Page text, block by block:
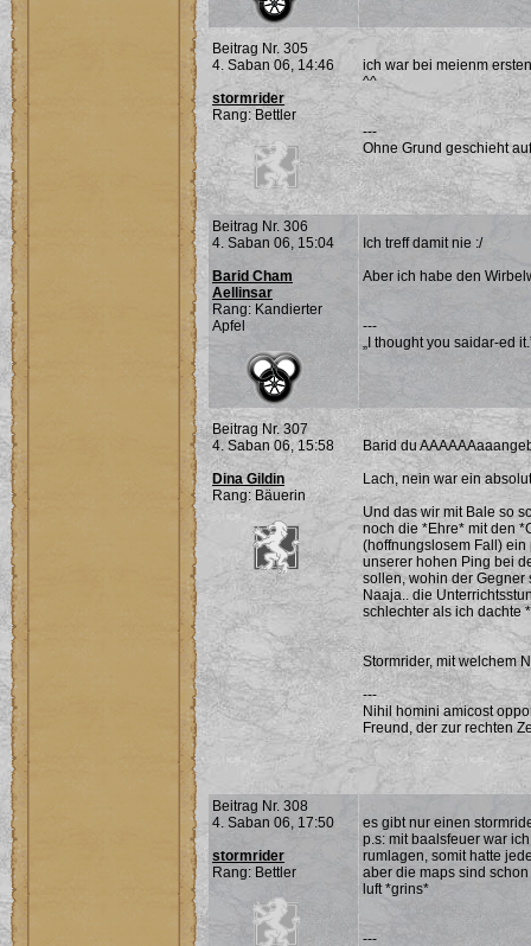
Beitrag Nr. 305
4. Saban 06, 14:46
stormrider
Rang: Bettler
ich war bei meienm
^^
---
Ohne Grund geschieht
Beitrag Nr. 306
4. Saban 06, 15:04
Barid Cham
Aellinsar
Rang: Kandierter
Apfel
Ich treff damit nie :/
Aber ich habe den
---
„I thought you saidar-ed
Beitrag Nr. 307
4. Saban 06, 15:58
Dina Gildin
Rang: Bäuerin
Barid du
Lach, nein war ein
Und das wir mit Bale so
noch die *Ehre* mit den
(hoffnungslosem Fall)
unserer hohen Ping bei
sollen, wohin der Gegner
Naaja.. die
schlechter als ich dachte
Stormrider, mit welchem
---
Nihil homini amicost
Freund, der zur rechten
Beitrag Nr. 308
4. Saban 06, 17:50
stormrider
Rang: Bettler
es gibt nur einen
p.s: mit baalsfeuer war
rumlagen, somit hatte
aber die maps sind
luft *grins*
---